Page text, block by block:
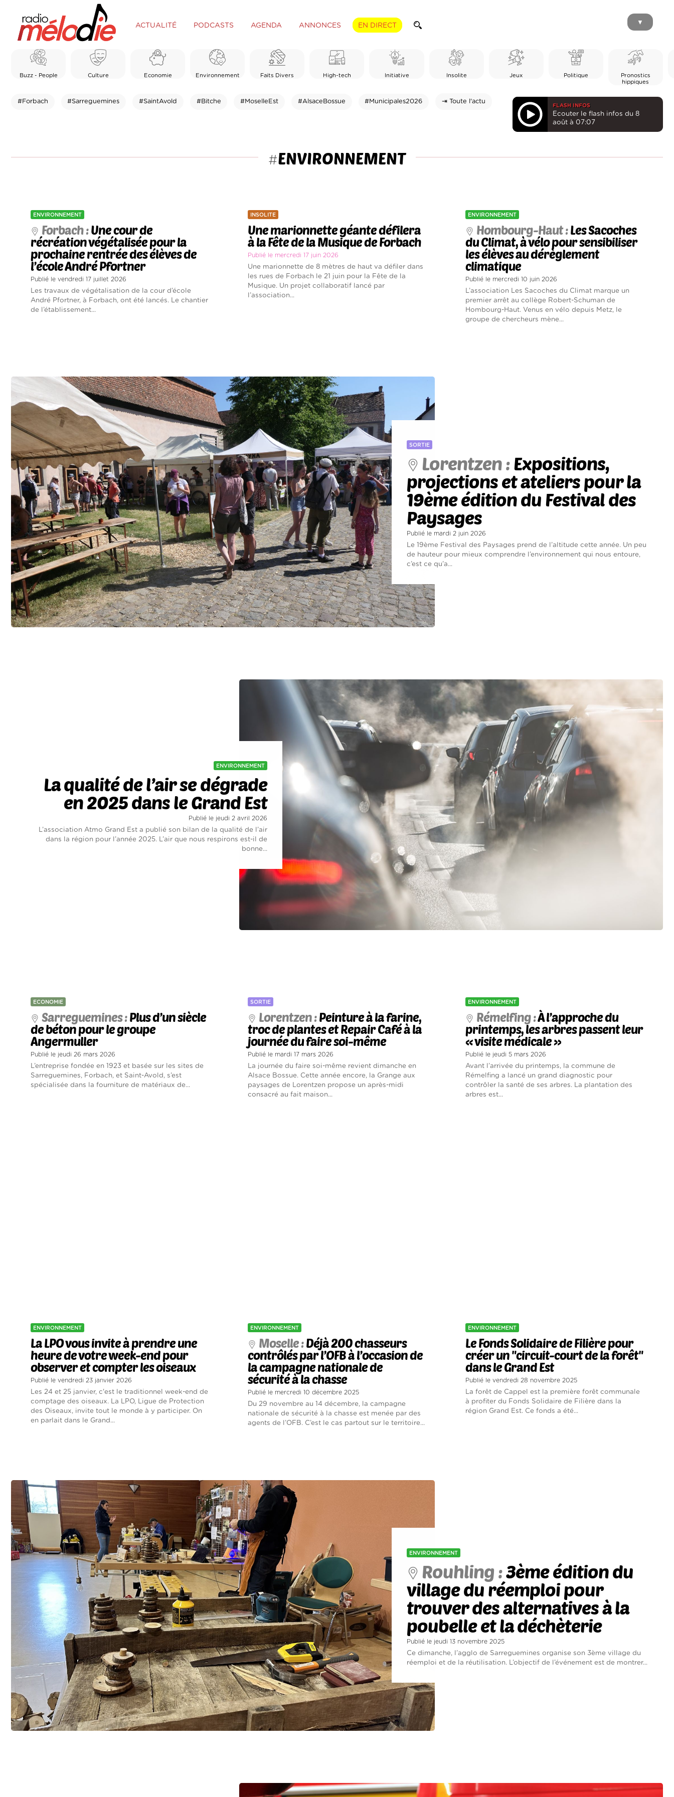
ACTUALITÉ PODCASTS AGENDA ANNONCES EN DIRECT ▼
Buzz - People Culture Economie Environnement Faits Divers High-tech Initiative Insolite Jeux Politique
Pronostics
hippiques
#Forbach #Sarreguemines #SaintAvold #Bitche #MoselleEst #AlsaceBossue #Municipales2026 ⇥ Toute l'actu
FLASH INFOS
Ecouter le flash infos du 8
août à 07:07
#ENVIRONNEMENT
ENVIRONNEMENT
Forbach :Une cour de
récréation végétalisée pour la
prochaine rentrée des élèves de
l’école André Pfortner
Publié le vendredi 17 juillet 2026
Les travaux de végétalisation de la cour d’école
André Pfortner, à Forbach, ont été lancés. Le chantier
de l’établissement...
INSOLITE
Une marionnette géante défilera
à la Fête de la Musique de Forbach
Publié le mercredi 17 juin 2026
Une marionnette de 8 mètres de haut va défiler dans
les rues de Forbach le 21 juin pour la Fête de la
Musique. Un projet collaboratif lancé par
l’association...
ENVIRONNEMENT
Hombourg-Haut :Les Sacoches
du Climat, à vélo pour sensibiliser
les élèves au dérèglement
climatique
Publié le mercredi 10 juin 2026
L’association Les Sacoches du Climat marque un
premier arrêt au collège Robert-Schuman de
Hombourg-Haut. Venus en vélo depuis Metz, le
groupe de chercheurs mène...
SORTIE
Lorentzen :Expositions,
projections et ateliers pour la
19ème édition du Festival des
Paysages
Publié le mardi 2 juin 2026
Le 19ème Festival des Paysages prend de l’altitude cette année. Un peu
de hauteur pour mieux comprendre l’environnement qui nous entoure,
c’est ce qu’a...
ENVIRONNEMENT
La qualité de l’air se dégrade
en 2025 dans le Grand Est
Publié le jeudi 2 avril 2026
L’association Atmo Grand Est a publié son bilan de la qualité de l’air
dans la région pour l’année 2025. L’air que nous respirons est-il de
bonne...
ECONOMIE
Sarreguemines :Plus d’un siècle
de béton pour le groupe
Angermuller
Publié le jeudi 26 mars 2026
L’entreprise fondée en 1923 et basée sur les sites de
Sarreguemines, Forbach, et Saint-Avold, s’est
spécialisée dans la fourniture de matériaux de...
SORTIE
Lorentzen :Peinture à la farine,
troc de plantes et Repair Café à la
journée du faire soi-même
Publié le mardi 17 mars 2026
La journée du faire soi-même revient dimanche en
Alsace Bossue. Cette année encore, la Grange aux
paysages de Lorentzen propose un après-midi
consacré au fait maison...
ENVIRONNEMENT
Rémelfing :À l’approche du
printemps, les arbres passent leur
« visite médicale »
Publié le jeudi 5 mars 2026
Avant l’arrivée du printemps, la commune de
Rémelfing a lancé un grand diagnostic pour
contrôler la santé de ses arbres. La plantation des
arbres est...
ENVIRONNEMENT
La LPO vous invite à prendre une
heure de votre week-end pour
observer et compter les oiseaux
Publié le vendredi 23 janvier 2026
Les 24 et 25 janvier, c'est le traditionnel week-end de
comptage des oiseaux. La LPO, Ligue de Protection
des Oiseaux, invite tout le monde à y participer. On
en parlait dans le Grand...
ENVIRONNEMENT
Moselle :Déjà 200 chasseurs
contrôlés par l’OFB à l’occasion de
la campagne nationale de
sécurité à la chasse
Publié le mercredi 10 décembre 2025
Du 29 novembre au 14 décembre, la campagne
nationale de sécurité à la chasse est menée par des
agents de l’OFB. C’est le cas partout sur le territoire...
ENVIRONNEMENT
Le Fonds Solidaire de Filière pour
créer un "circuit-court de la forêt"
dans le Grand Est
Publié le vendredi 28 novembre 2025
La forêt de Cappel est la première forêt communale
à profiter du Fonds Solidaire de Filière dans la
région Grand Est. Ce fonds a été...
ENVIRONNEMENT
Rouhling :3ème édition du
village du réemploi pour
trouver des alternatives à la
poubelle et la déchèterie
Publié le jeudi 13 novembre 2025
Ce dimanche, l’agglo de Sarreguemines organise son 3ème village du
réemploi et de la réutilisation. L’objectif de l’événement est de montrer...